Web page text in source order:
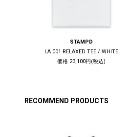
STAMPD
LA 001 RELAXED TEE / WHITE
価格 23,100円(税込)
RECOMMEND PRODUCTS